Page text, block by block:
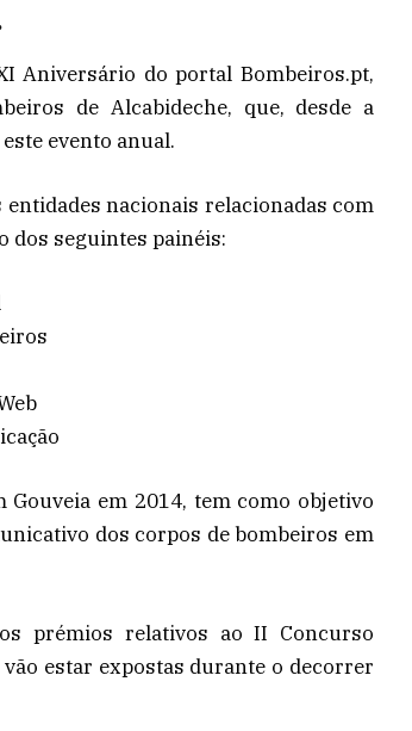
Aniversário do portal Bombeiros.pt,
de Alcabideche, que, desde a
evento anual.
nacionais relacionadas com
dos seguintes painéis:
Gouveia em 2014, tem como objetivo
dos corpos de bombeiros em
prémios relativos ao II Concurso
estar expostas durante o decorrer